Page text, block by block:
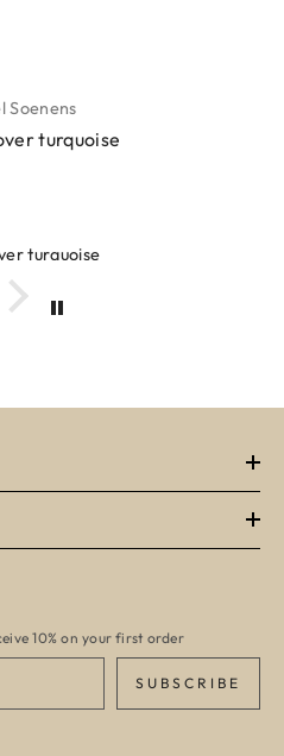
Soenens
turquoise
10% on your first order
SUBSCRIBE